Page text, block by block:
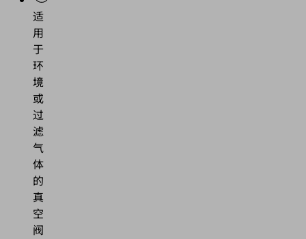
适
用
于
环
境
或
过
滤
气
体
的
真
空
阀